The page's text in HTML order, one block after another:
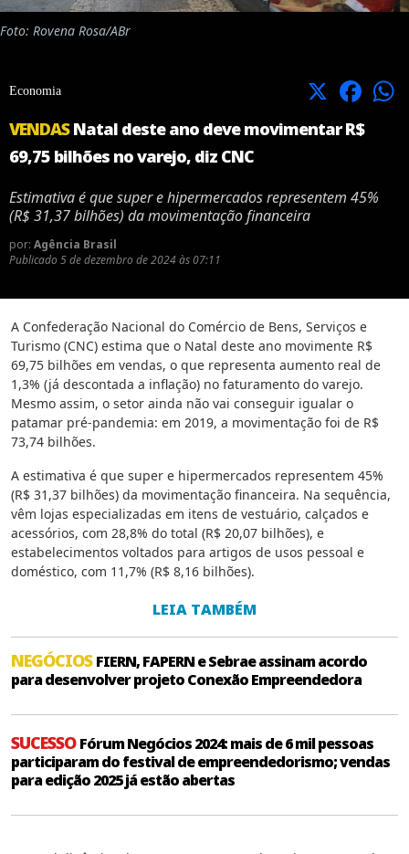
Foto: Rovena Rosa/ABr
Economia X Facebook
VENDASNatal deste ano deve movimentar R$
69,75 bilhões no varejo, diz CNC
Estimativa é que super e hipermercados representem 45%
(R$ 31,37 bilhões) da movimentação financeira
por: Agência Brasil
Publicado 5 de dezembro de 2024 às 07:11
A Confederação Nacional do Comércio de Bens, Serviços e
Turismo (CNC) estima que o Natal deste ano movimente R$
69,75 bilhões em vendas, o que representa aumento real de
1,3% (já descontada a inflação) no faturamento do varejo.
Mesmo assim, o setor ainda não vai conseguir igualar o
patamar pré-pandemia: em 2019, a movimentação foi de R$
73,74 bilhões.
A estimativa é que super e hipermercados representem 45%
(R$ 31,37 bilhões) da movimentação financeira. Na sequência,
vêm lojas especializadas em itens de vestuário, calçados e
acessórios, com 28,8% do total (R$ 20,07 bilhões), e
estabelecimentos voltados para artigos de usos pessoal e
doméstico, com 11,7% (R$ 8,16 bilhões).
LEIA TAMBÉM
NEGÓCIOSFIERN, FAPERN e Sebrae assinam acordo
para desenvolver projeto Conexão Empreendedora
SUCESSOFórum Negócios 2024: mais de 6 mil pessoas
participaram do festival de empreendedorismo; vendas
para edição 2025 já estão abertas